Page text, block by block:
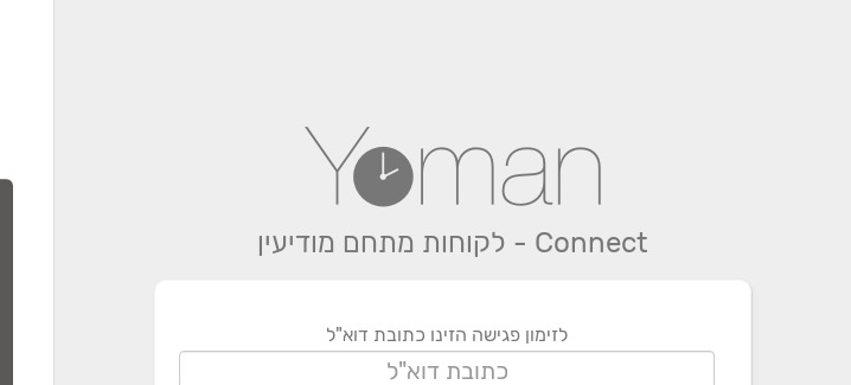
Connect - לקוחות מתחם מודיעין
לזימון פגישה הזינו כתובת דוא"ל